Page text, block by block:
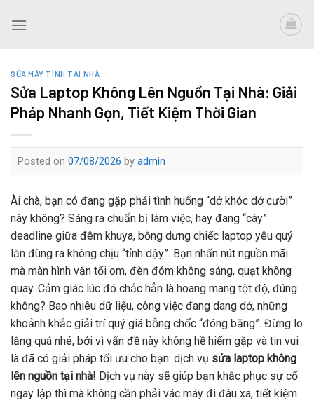
SỬA MÁY TÍNH TẠI NHÀ
Sửa Laptop Không Lên Nguồn Tại Nhà: Giải
Pháp Nhanh Gọn, Tiết Kiệm Thời Gian
Posted on 07/08/2026 by admin
Ài chà, bạn có đang gặp phải tình huống “dở khóc dở cười”
này không? Sáng ra chuẩn bị làm việc, hay đang “cày”
deadline giữa đêm khuya, bỗng dưng chiếc laptop yêu quý
lăn đùng ra không chịu “tỉnh dậy”. Bạn nhấn nút nguồn mãi
mà màn hình vẫn tối om, đèn đóm không sáng, quạt không
quay. Cảm giác lúc đó chắc hẳn là hoang mang tột độ, đúng
không? Bao nhiêu dữ liệu, công việc đang dang dở, những
khoảnh khắc giải trí quý giá bỗng chốc “đóng băng”. Đừng lo
lắng quá nhé, bởi vì vấn đề này không hề hiếm gặp và tin vui
là đã có giải pháp tối ưu cho bạn: dịch vụ sửa laptop không
lên nguồn tại nhà! Dịch vụ này sẽ giúp bạn khắc phục sự cố
ngay lập thì mà không cần phải vác máy đi đâu xa, tiết kiệm